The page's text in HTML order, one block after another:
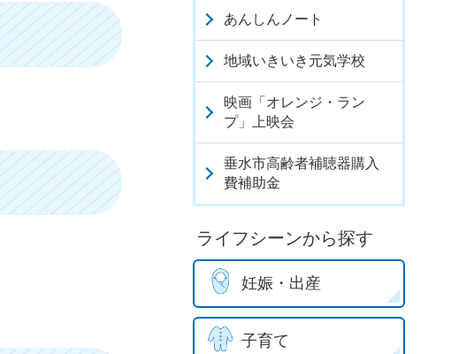
あんしんノート
地域いきいき元気学校
映画「オレンジ・ラン
プ」上映会
垂水市高齢者補聴器購入
費補助金
ライフシーンから探す
妊娠・出産
子育て